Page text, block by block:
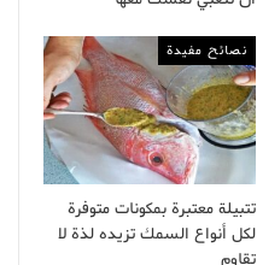
نصائح مفيدة
تتبيلة معتبرة بمكونات متوفرة
لكل أنواع السمك تزيده لذة لا
تقاوم